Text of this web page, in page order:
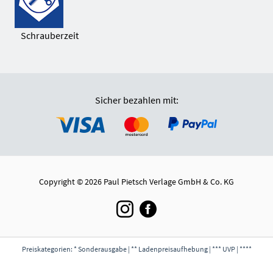
Schrauberzeit
Sicher bezahlen mit:
Copyright © 2026 Paul Pietsch Verlage GmbH & Co. KG
Preiskategorien: * Sonderausgabe | ** Ladenpreisaufhebung | *** UVP | ****